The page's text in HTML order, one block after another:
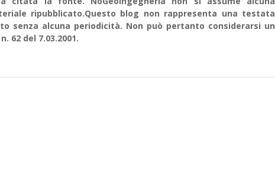
ripubblicato.Questo blog non rappresenta una testata
senza alcuna periodicità. Non può pertanto considerarsi un
62 del 7.03.2001.